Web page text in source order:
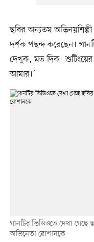
ছবির অন্যতম
দর্শক পছন্দ করেছেন।
দেখুক, মত দিক। শুটিংয়ের
আমার।’
গানটির ভিডিওতে দেখা
অভিনেতা রোশানকে